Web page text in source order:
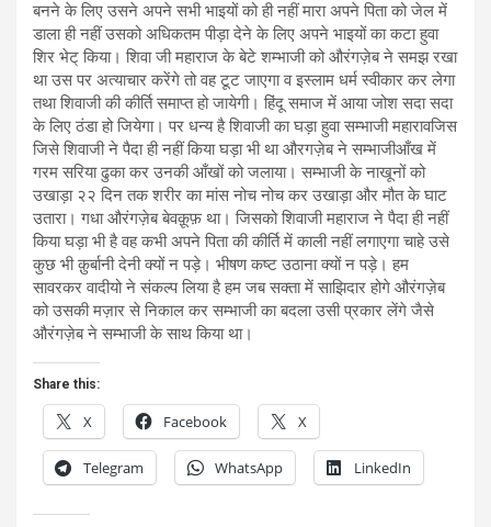
बनने के लिए उसने अपने सभी भाइयों को ही नहीं मारा अपने पिता को जेल में
डाला ही नहीं उसको अधिकतम पीड़ा देने के लिए अपने भाइयों का कटा हुवा
शिर भेट् किया। शिवा जी महाराज के बेटे शम्भाजी को औरंगज़ेब ने समझ रखा
था उस पर अत्याचार करेंगे तो वह टूट जाएगा व इस्लाम धर्म स्वीकार कर लेगा
तथा शिवाजी की कीर्ति समाप्त हो जायेगी। हिंदू समाज में आया जोश सदा सदा
के लिए ठंडा हो जियेगा। पर धन्य है शिवाजी का घड़ा हुवा सम्भाजी महारावजिस
जिसे शिवाजी ने पैदा ही नहीं किया घड़ा भी था औरगज़ेब ने सम्भाजीआँख में
गरम सरिया ढुका कर उनकी आँखों को जलाया। सम्भाजी के नाखूनों को
उखाड़ा २२ दिन तक शरीर का मांस नोच नोच कर उखाड़ा और मौत के घाट
उतारा। गधा औरंगज़ेब बेवक़ूफ़ था। जिसको शिवाजी महाराज ने पैदा ही नहीं
किया घड़ा भी है वह कभी अपने पिता की कीर्ति में काली नहीं लगाएगा चाहे उसे
कुछ भी क़ुर्बानी देनी क्यों न पड़े। भीषण कष्ट उठाना क्यों न पड़े। हम
सावरकर वादीयो ने संकल्प लिया है हम जब सक्ता में साझिदार होगे औरंगज़ेब
को उसकी मज़ार से निकाल कर सम्भाजी का बदला उसी प्रकार लेंगे जैसे
औरंगज़ेब ने सम्भाजी के साथ किया था।
Share this:
X Facebook X
Telegram WhatsApp LinkedIn